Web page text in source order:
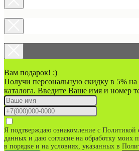
Вам подарок! :)
Получи персональную скидку в 5%
каталога. Введите Ваше имя и номер
Я подтверждаю ознакомление с Политикой
данных и даю согласие на обработку моих
в порядке и на условиях, указанных в